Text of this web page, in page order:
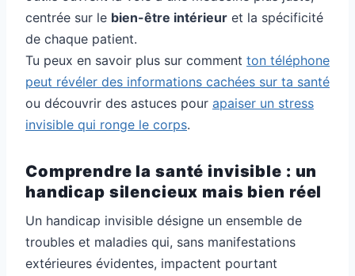
centrée sur le bien-être intérieur et la spécificité
de chaque patient.
Tu peux en savoir plus sur comment ton téléphone
peut révéler des informations cachées sur ta santé
ou découvrir des astuces pour apaiser un stress
invisible qui ronge le corps.
Comprendre la santé invisible : un
handicap silencieux mais bien réel
Un handicap invisible désigne un ensemble de
troubles et maladies qui, sans manifestations
extérieures évidentes, impactent pourtant